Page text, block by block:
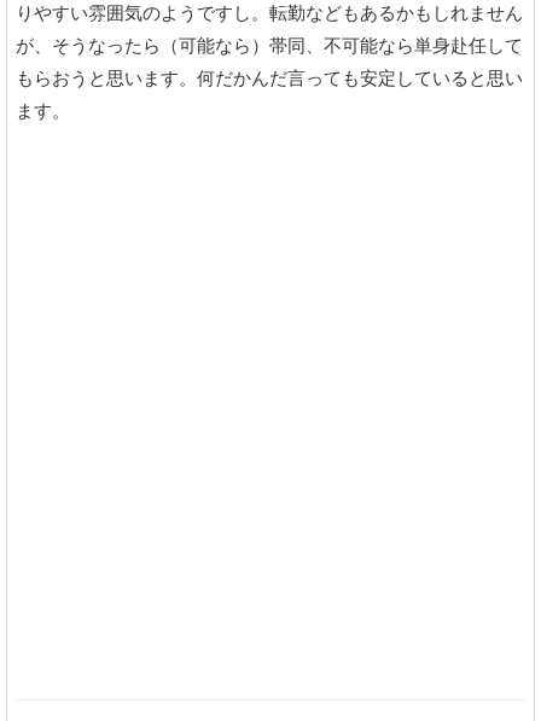
りやすい雰囲気のようですし。転勤などもあるかもしれません
が、そうなったら（可能なら）帯同、不可能なら単身赴任して
もらおうと思います。何だかんだ言っても安定していると思い
ます。